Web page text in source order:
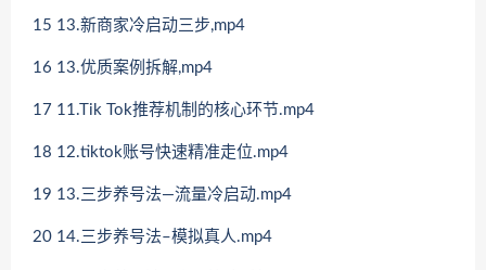
15 13.新商家冷启动三步,mp4
16 13.优质案例拆解,mp4
17 11.Tik Tok推荐机制的核心环节.mp4
18 12.tiktok账号快速精准走位.mp4
19 13.三步养号法—流量冷启动.mp4
20 14.三步养号法–模拟真人.mp4